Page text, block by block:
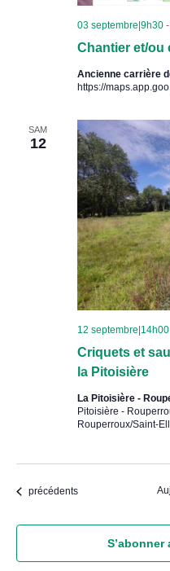
Chantier et/ou
03 septembre|9h30-
Ancienne carrière
https://
SAM
12
Criquets et
la Pitoisière
12 septembre|14h00
La Pitoisière -
Pitoisière -
Rouperroux/Saint-
Évènements
précédents
S’abonner